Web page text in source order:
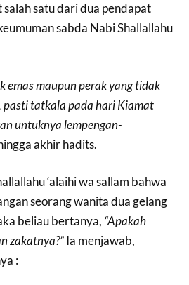
satu dari dua pendapat
sabda Nabi Shallallahu
emas maupun perak yang tidak
pasti tatkala pada hari Kiamat
untuknya lempengan-
akhir hadits.
‘alaihi wa sallam bahwa
seorang wanita dua gelang
beliau bertanya, “Apakah
zakatnya?”Ia menjawab,
: